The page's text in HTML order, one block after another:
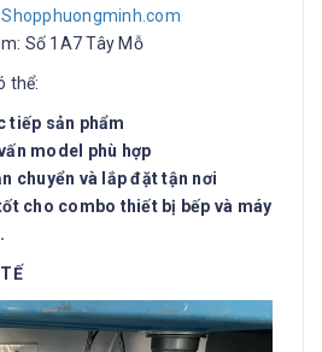
Shopphuongminh.com
Số 1A7 Tây Mỗ
thể:
tiếp sản phẩm
model phù hợp
chuyển và lắp đặt tận nơi
cho combo thiết bị bếp và máy